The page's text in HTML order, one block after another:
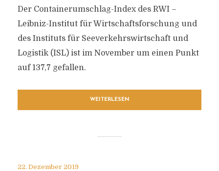
Der Containerumschlag-Index des RWI –
Leibniz-Institut für Wirtschaftsforschung und
des Instituts für Seeverkehrswirtschaft und
Logistik (ISL) ist im November um einen Punkt
auf 137,7 gefallen.
WEITERLESEN
22. Dezember 2019